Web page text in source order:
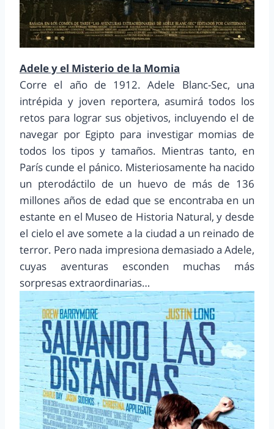
Adele y el Misterio de la Momia
Corre el año de 1912. Adele Blanc-Sec, una
intrépida y joven reportera, asumirá todos los
retos para lograr sus objetivos, incluyendo el de
navegar por Egipto para investigar momias de
todos los tipos y tamaños. Mientras tanto, en
París cunde el pánico. Misteriosamente ha nacido
un pterodáctilo de un huevo de más de 136
millones años de edad que se encontraba en un
estante en el Museo de Historia Natural, y desde
el cielo el ave somete a la ciudad a un reinado de
terror. Pero nada impresiona demasiado a Adele,
cuyas aventuras esconden muchas más
sorpresas extraordinarias…